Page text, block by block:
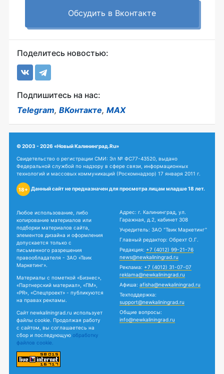
Обсудить в Вконтакте
Поделитесь новостью:
Подпишитесь на нас:
Telegram, ВКонтакте, MAX
© 2003 - 2026 «Новый Калининград.Ru»
Свидетельство о регистрации СМИ: Эл № ФС77-43520, выдано
Федеральной службой по надзору в сфере связи, информационных
технологий и массовых коммуникаций (Роскомнадзор) 17 января 2011 г.
18+ Данный сайт не предназначен для просмотра лицам младше 18 лет.
Любое использование, либо
копирование материалов или
подборки материалов сайта,
элементов дизайна и оформления
допускается только с
письменного разрешения
правообладателя - ЗАО «Твик
Маркетинг».
Материалы с пометкой «Бизнес»,
«Партнерский материал», «ПМ»,
«PR», «Спецпроект» - публикуются
на правах рекламы.
Сайт newkaliningrad.ru использует
файлы cookie. Продолжая работу
с сайтом, вы соглашаетесь на
сбор и последующую обработку
файлов cookie.
Адрес: г. Калининград, ул.
Гаражная, д.2, кабинет 308
Учредитель: ЗАО "Твик Маркетинг"
Главный редактор: Обрехт О.Г.
Редакция: +7 (4012) 99-21-76
news@newkaliningrad.ru
Реклама: +7 (4012) 31-07-07
reklama@newkaliningrad.ru
Афиша: afisha@newkaliningrad.ru
Техподдержка:
support@newkaliningrad.ru
Общие вопросы:
info@newkaliningrad.ru